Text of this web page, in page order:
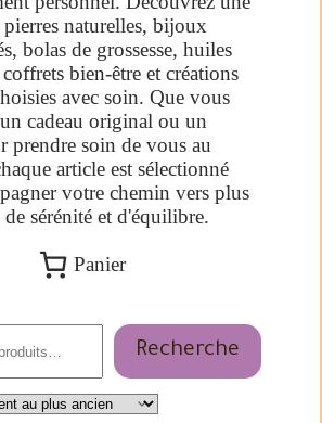
naturelles, bijoux
bolas de grossesse, huiles
coffrets bien-être et créations
avec soin. Que vous
cadeau original ou un
prendre soin de vous au
article est sélectionné
votre chemin vers plus
sérénité et d'équilibre.
Panier
Recherche